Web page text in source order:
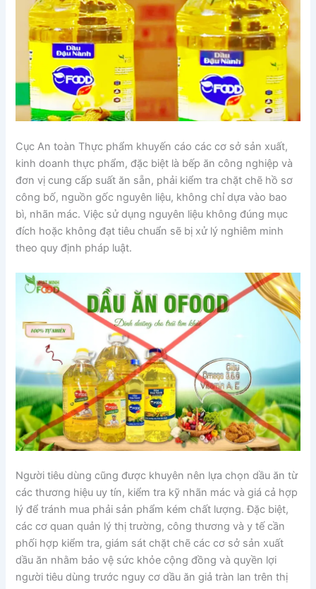
Cục An toàn Thực phẩm khuyến cáo các cơ sở sản xuất,
kinh doanh thực phẩm, đặc biệt là bếp ăn công nghiệp và
đơn vị cung cấp suất ăn sẵn, phải kiểm tra chặt chẽ hồ sơ
công bố, nguồn gốc nguyên liệu, không chỉ dựa vào bao
bì, nhãn mác. Việc sử dụng nguyên liệu không đúng mục
đích hoặc không đạt tiêu chuẩn sẽ bị xử lý nghiêm minh
theo quy định pháp luật.
Người tiêu dùng cũng được khuyên nên lựa chọn dầu ăn từ
các thương hiệu uy tín, kiểm tra kỹ nhãn mác và giá cả hợp
lý để tránh mua phải sản phẩm kém chất lượng. Đặc biệt,
các cơ quan quản lý thị trường, công thương và y tế cần
phối hợp kiểm tra, giám sát chặt chẽ các cơ sở sản xuất
dầu ăn nhằm bảo vệ sức khỏe cộng đồng và quyền lợi
người tiêu dùng trước nguy cơ dầu ăn giả tràn lan trên thị